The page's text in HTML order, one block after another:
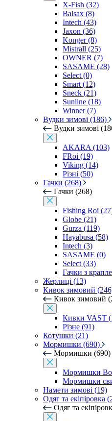
X-Fish (32)
Balsax (8)
Intech (43)
Jaxon (36)
Konger (8)
Mistrall (25)
OWNER (7)
SASAME (28)
Select (0)
Smart (12)
Sneck (21)
Sunline (18)
Winner (7)
Вудки зимові (186)
Вудки зимові
AKARA (103)
FRoi (19)
Viking (14)
Різні (50)
Гачки (268)
Гачки (268)
Fishing Roi
Globe (21)
Gurza (119)
Hayabusa (58)
Intech (3)
SASAME (0)
Select (33)
Гачки з
Жерлиці (13)
Кивок зимовий
Кивок зимовий
Кивки VAST
Різне (91)
Котушки (21)
Мормишки (690)
Мормишки (690)
Мормишки
Мормишки
Намети зимові (19)
Одяг та екіпіровка
Одяг та